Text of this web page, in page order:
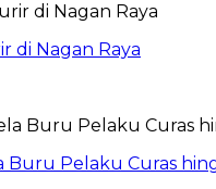
di Nagan Raya
Pelaku Curas